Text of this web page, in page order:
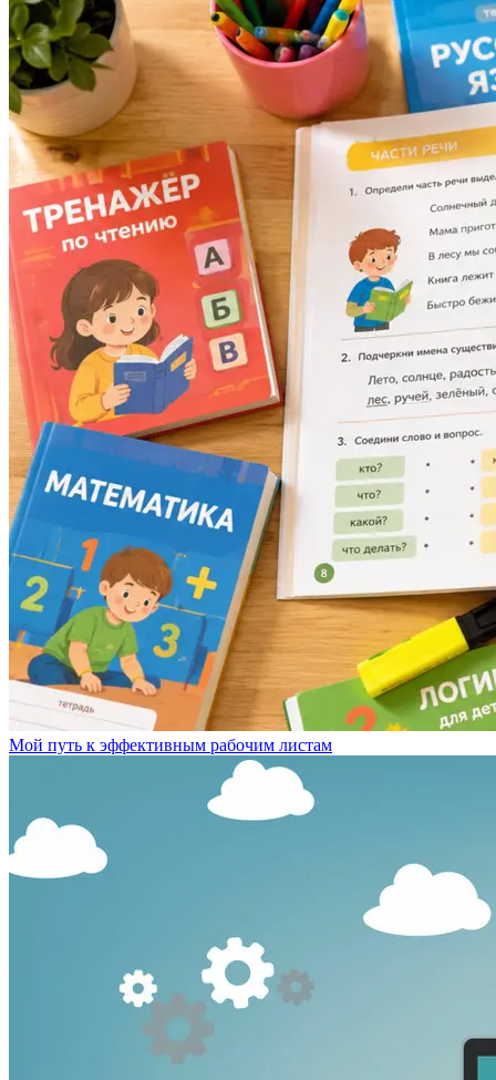
Мой путь к эффективным рабочим листам